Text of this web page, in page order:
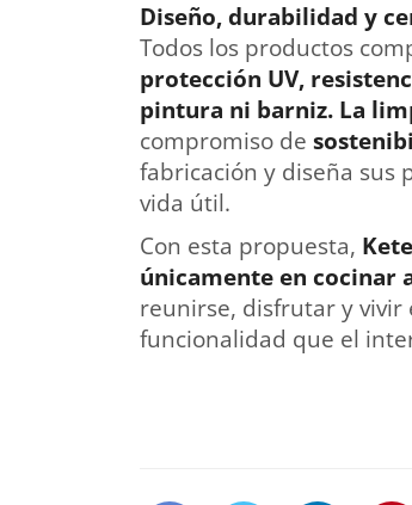
Diseño, durabilidad y
Todos los productos
protección UV,
pintura ni barniz. La
compromiso de
fabricación y diseña sus
vida útil.
Con esta propuesta,
únicamente en cocinar
reunirse, disfrutar y vivir
funcionalidad que el